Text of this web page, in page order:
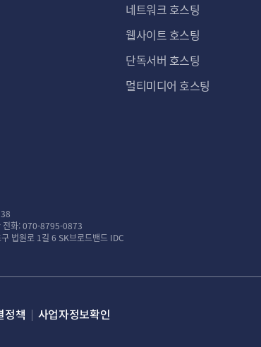
네트워크 호스팅
웹사이트 호스팅
단독서버 호스팅
멀티미디어 호스팅
전화: 070-8795-0873
법원로 1길 6 SK브로드밴드 IDC
정책 사업자정보확인